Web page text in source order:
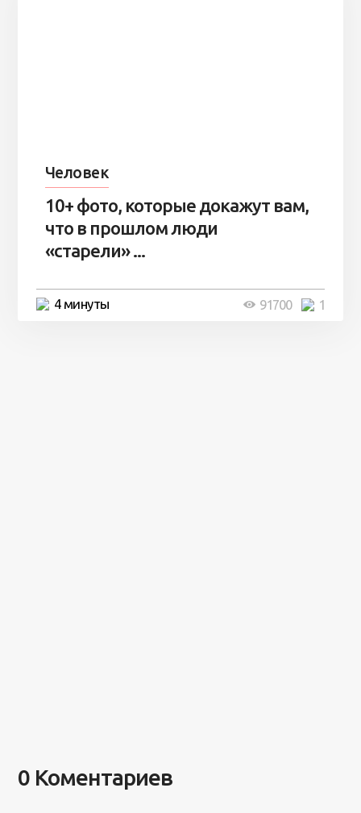
Человек
10+ фото, которые докажут вам,
что в прошлом люди
«старели» ...
4 минуты 1
91700
0 Коментариев